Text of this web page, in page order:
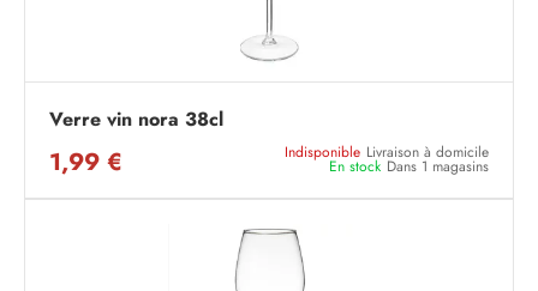
Verre vin nora 38cl
1,99 € Indisponible Livraison à domicile
En stock Dans 1 magasins